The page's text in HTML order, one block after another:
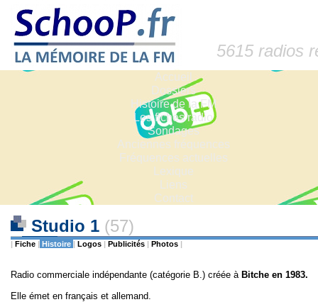
5615 radios
Accueil
Dossiers
Histoire de la FM
Les fiches radio
Sondages
Anciennes fréquences
Fréquences actuelles
Lexique
Liens
Contact
Studio 1 (57)
| Fiche | Histoire | Logos | Publicités | Photos |
Radio commerciale indépendante (catégorie B.) créée à Bitche en 1983.
Elle émet en français et allemand.